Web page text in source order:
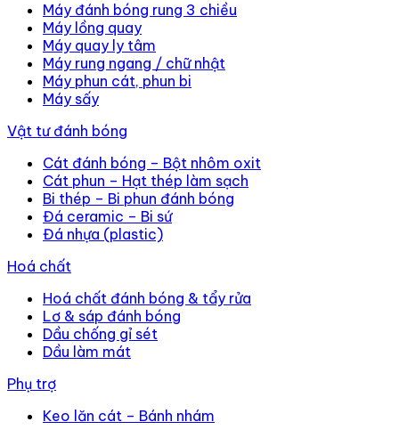
Máy đánh bóng rung 3 chiều
Máy lồng quay
Máy quay ly tâm
Máy rung ngang / chữ nhật
Máy phun cát, phun bi
Máy sấy
Vật tư đánh bóng
Cát đánh bóng – Bột nhôm oxit
Cát phun – Hạt thép làm sạch
Bi thép – Bi phun đánh bóng
Đá ceramic – Bi sứ
Đá nhựa (plastic)
Hoá chất
Hoá chất đánh bóng & tẩy rửa
Lơ & sáp đánh bóng
Dầu chống gỉ sét
Dầu làm mát
Phụ trợ
Keo lăn cát – Bánh nhám